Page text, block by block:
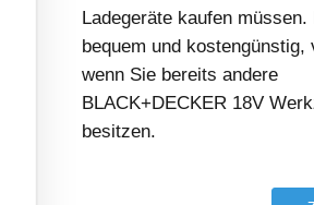
Ladegeräte kaufen
bequem und kostengünstig,
wenn Sie bereits andere
BLACK+DECKER 18V
besitzen.